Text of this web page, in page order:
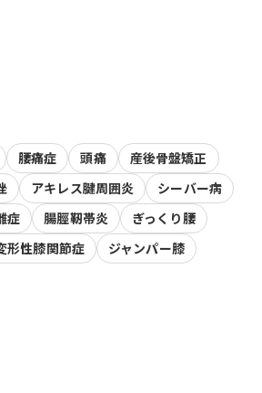
腰痛症 頭痛
産後骨盤矯正
アキレス腱周囲炎
シーバー病
症 腸脛靭帯炎
ぎっくり腰
形性膝関節症
ジャンパー膝